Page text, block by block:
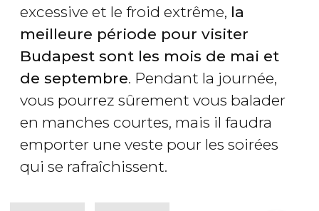
excessive et le froid extrême, la
meilleure période pour visiter
Budapest sont les mois de mai et
de septembre. Pendant la journée,
vous pourrez sûrement vous balader
en manches courtes, mais il faudra
emporter une veste pour les soirées
qui se rafraîchissent.